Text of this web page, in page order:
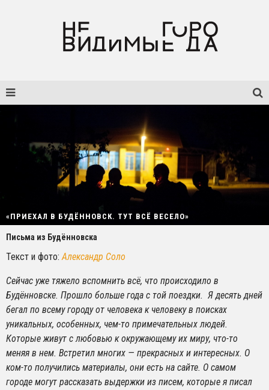
«ПРИЕХАЛ В БУДЁННОВСК. ТУТ ВСЁ ВЕСЕЛО»
Письма из Будённовска
Текст и фото:Александр Соло
Сейчас уже тяжело вспомнить всё, что происходило в
Будённовске. Прошло больше года с той поездки. Я десять дней
бегал по всему городу от человека к человеку в поисках
уникальных, особенных, чем-то примечательных людей.
Которые живут с любовью к окружающему их миру, что-то
меняя в нем. Встретил многих — прекрасных и интересных. О
ком-то получились материалы, они есть на сайте. О самом
городе могут рассказать выдержки из писем, которые я писал